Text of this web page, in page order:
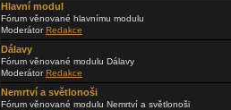
Hlavní modul
Fórum věnované hlavnímu modulu
ModerátorRedakce
Dálavy
Fórum věnované modulu Dálavy
ModerátorRedakce
Nemrtví a světlonoši
Fórum věnované modulu Nemrtví a světlonoši